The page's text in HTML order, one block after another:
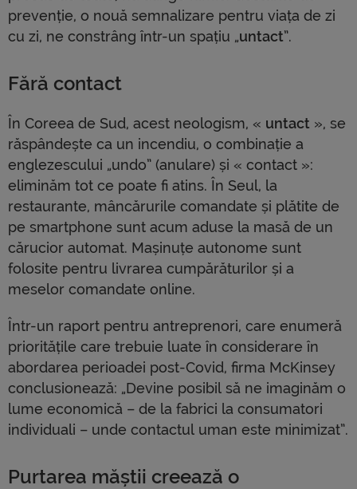
prevenție, o nouă semnalizare pentru viața de zi
cu zi, ne constrâng într-un spațiu „untact”.
Fără contact
În Coreea de Sud, acest neologism, « untact », se
răspândește ca un incendiu, o combinație a
englezescului „undo” (anulare) și « contact »:
eliminăm tot ce poate fi atins. În Seul, la
restaurante, mâncărurile comandate și plătite de
pe smartphone sunt acum aduse la masă de un
cărucior automat. Mașinuțe autonome sunt
folosite pentru livrarea cumpărăturilor și a
meselor comandate online.
Într-un raport pentru antreprenori, care enumeră
prioritățile care trebuie luate în considerare în
abordarea perioadei post-Covid, firma McKinsey
conclusionează: „Devine posibil să ne imaginăm o
lume economică – de la fabrici la consumatori
individuali – unde contactul uman este minimizat”.
Purtarea măștii creează o